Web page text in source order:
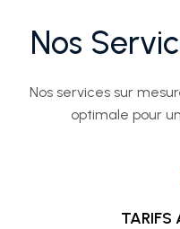
Nos
Nos services sur
optimale pour
TARIFS